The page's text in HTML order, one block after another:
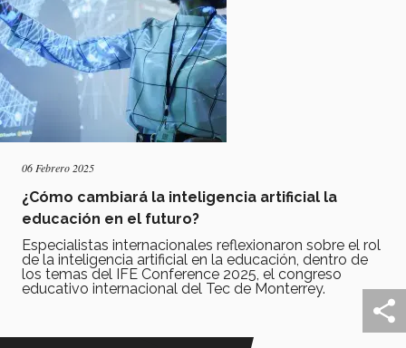
06 Febrero 2025
¿Cómo cambiará la inteligencia artificial la
educación en el futuro?
Especialistas internacionales reflexionaron sobre el rol
de la inteligencia artificial en la educación, dentro de
los temas del IFE Conference 2025, el congreso
educativo internacional del Tec de Monterrey.